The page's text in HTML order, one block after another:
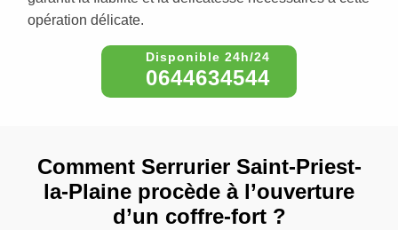
opération délicate.
0644634544
Comment Serrurier Saint-Priest-
la-Plaine procède à l’ouverture
d’un coffre-fort ?